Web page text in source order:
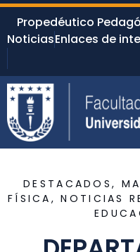
Propedéutico
NoticiasEnlaces de
DESTACADOS,
FÍSICA ,NOTICIAS